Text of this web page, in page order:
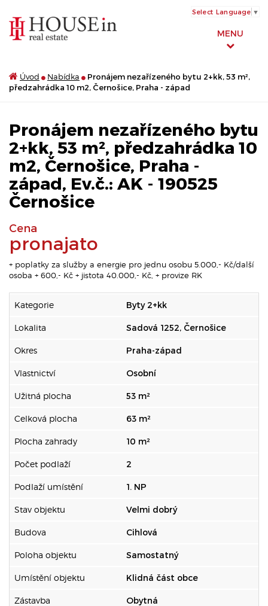
MENU
Select Language ▼
Úvod Nabídka
Pronájem nezařízeného bytu 2+kk, 53 m²,
předzahrádka 10 m2, Černošice, Praha - západ
Pronájem nezařízeného bytu
2+kk, 53 m², předzahrádka 10
m2, Černošice, Praha -
západ, Ev.č.: AK - 190525
Černošice
Cena
pronajato
+ poplatky za služby a energie pro jednu osobu 5.000,- Kč/další
osoba + 600,- Kč + jistota 40.000,- Kč, + provize RK
Kategorie Byty 2+kk
Lokalita Sadová 1252, Černošice
Okres Praha-západ
Vlastnictví Osobní
Užitná plocha 53 m²
Celková plocha 63 m²
Plocha zahrady 10 m²
Počet podlaží 2
Podlaží umístění 1. NP
Stav objektu Velmi dobrý
Budova Cihlová
Poloha objektu Samostatný
Umístění objektu Klidná část obce
Zástavba Obytná